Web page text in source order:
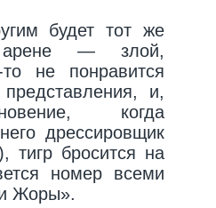
будет тот же
— злой,
не понравится
и,
когда
дрессировщик
бросится на
номер всеми
Жоры».